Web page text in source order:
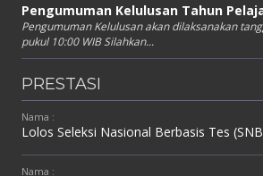
Pengumuman Kelulusan Tahun
Pengumuman Kelulusan akan dilaksanakan
pukul 10:00 WIB Silahkan...
PRESTASI
Nama :
Lolos Seleksi Nasional Berbasis Tes
Nama :